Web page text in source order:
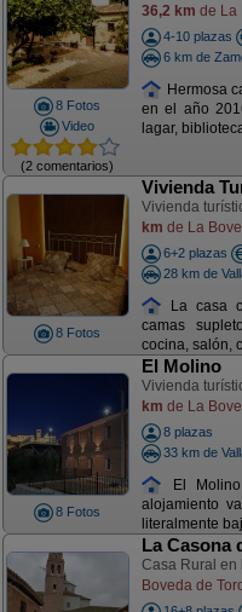
8 Fotos
Video
(2 comentarios)
36,2 km de La
4-10 plazas
6 km de
Hermosa
en el año
lagar,
8 Fotos
Vivienda
Vivienda
km de La
6+2 plazas
28 km de
La casa
camas
cocina, salón,
8 Fotos
El Molino
Vivienda
km de La
8 plazas
33 km de
El
alojamiento
literalmente
La Casona
Casa Rural en
Boveda de